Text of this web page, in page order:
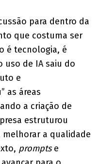
para dentro da
que costuma ser
é tecnologia, é
uso de IA saiu do
e
as áreas
a criação de
estruturou
a qualidade
promptse